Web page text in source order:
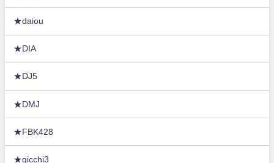
★daiou
★DIA
★DJ5
★DMJ
★FBK428
★gicchi3